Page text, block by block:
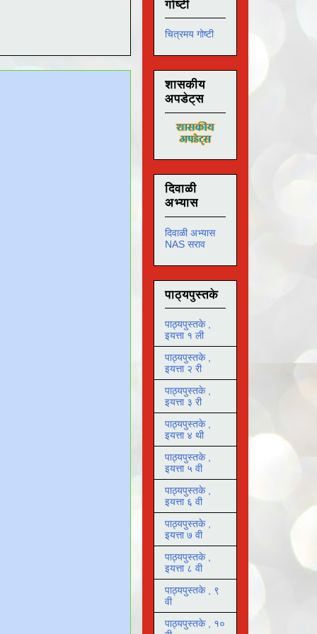
गोष्टी
चित्रमय गोष्टी
शासकीय
अपडेट्स
दिवाळी
अभ्यास
दिवाळी अभ्यास
NAS सराव
पाठ्यपुस्तके
पाठ्यपुस्तके ,
इयत्ता १ ली
पाठ्यपुस्तके ,
इयत्ता २ री
पाठ्यपुस्तके ,
इयत्ता ३ री
पाठ्यपुस्तके ,
इयत्ता ४ थी
पाठ्यपुस्तके ,
इयत्ता ५ वी
पाठ्यपुस्तके ,
इयत्ता ६ वी
पाठ्यपुस्तके ,
इयत्ता ७ वी
पाठ्यपुस्तके ,
इयत्ता ८ वी
पाठ्यपुस्तके , ९
वी
पाठ्यपुस्तके , १०